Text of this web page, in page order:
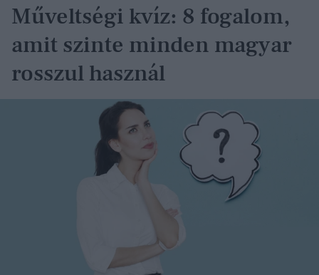
Műveltségi kvíz: 8 fogalom,
amit szinte minden magyar
rosszul használ